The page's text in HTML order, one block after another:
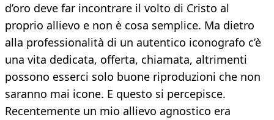
d’oro deve far incontrare il volto di Cristo al
proprio allievo e non è cosa semplice. Ma dietro
alla professionalità di un autentico iconografo c’è
una vita dedicata, offerta, chiamata, altrimenti
possono esserci solo buone riproduzioni che non
saranno mai icone. E questo si percepisce.
Recentemente un mio allievo agnostico era